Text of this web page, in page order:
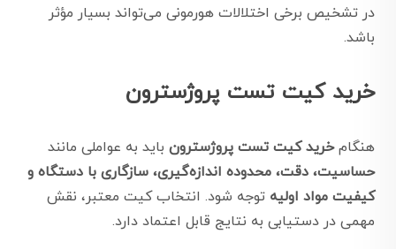
در تشخیص برخی اختلالات هورمونی می‌تواند بسیار مؤثر
باشد.
خرید کیت تست پروژسترون
هنگامخرید کیت تست پروژسترون باید به عواملی مانند
حساسیت، دقت، محدوده اندازه‌گیری، سازگاری با دستگاه و
کیفیت مواد اولیه توجه شود. انتخاب کیت معتبر، نقش
مهمی در دستیابی به نتایج قابل اعتماد دارد.